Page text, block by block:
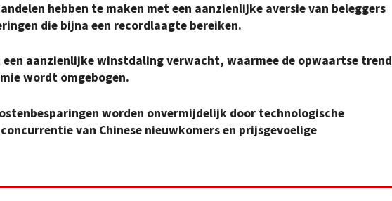
hebben te maken met een aanzienlijke aversie van beleggers
die bijna een recordlaagte bereiken.
een aanzienlijke winstdaling verwacht, waarmee de opwaartse trend
wordt omgebogen.
worden onvermijdelijk door technologische
van Chinese nieuwkomers en prijsgevoelige